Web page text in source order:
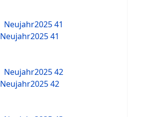
Neujahr2025 41
Neujahr2025 42